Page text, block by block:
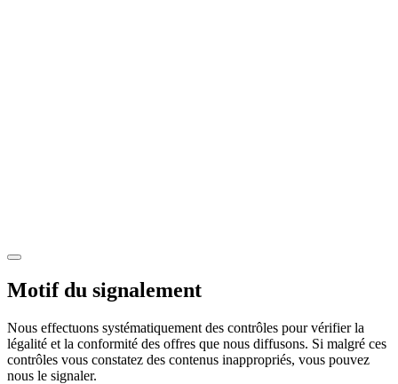
Motif du signalement
Nous effectuons systématiquement des contrôles pour vérifier la
légalité et la conformité des offres que nous diffusons. Si malgré ces
contrôles vous constatez des contenus inappropriés, vous pouvez
nous le signaler.